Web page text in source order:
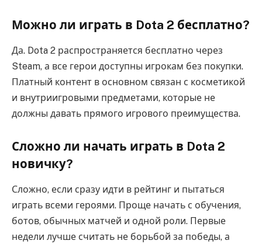
Можно ли играть в Dota 2 бесплатно?
Да. Dota 2 распространяется бесплатно через
Steam, а все герои доступны игрокам без покупки.
Платный контент в основном связан с косметикой
и внутриигровыми предметами, которые не
должны давать прямого игрового преимущества.
Сложно ли начать играть в Dota 2
новичку?
Сложно, если сразу идти в рейтинг и пытаться
играть всеми героями. Проще начать с обучения,
ботов, обычных матчей и одной роли. Первые
недели лучше считать не борьбой за победы, а